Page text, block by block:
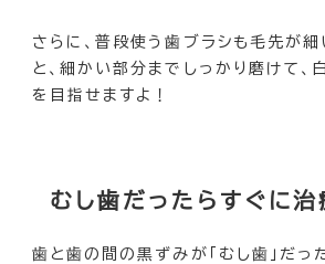
さらに、普段使う歯ブラシも毛先が細
と、細かい部分までしっかり磨けて、
を目指せますよ！
むし歯だったらすぐに治
歯と歯の間の黒ずみが「むし歯」だっ